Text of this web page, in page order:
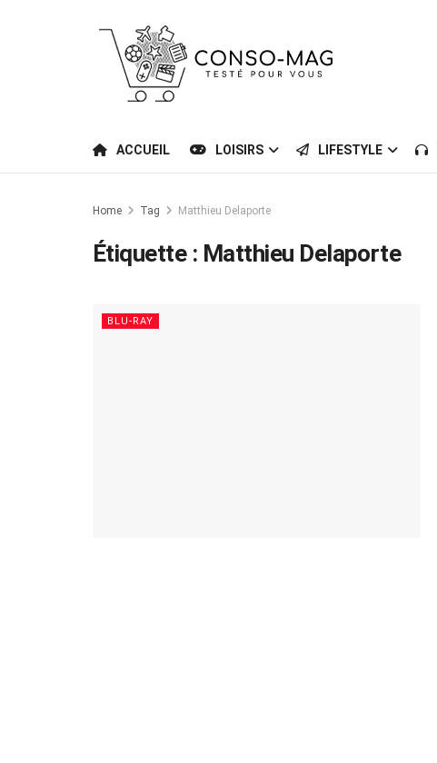
ACCUEIL LOISIRS LIFESTYLE
Home Tag Matthieu Delaporte
Étiquette : Matthieu Delaporte
BLU-RAY